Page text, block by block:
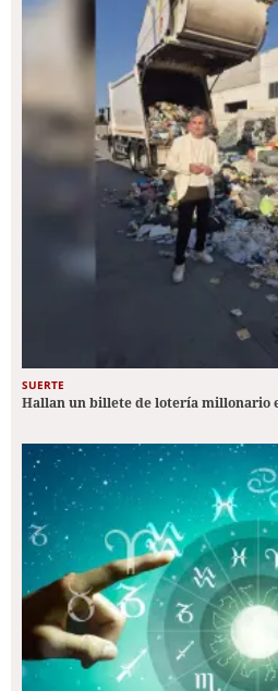
SUERTE
Hallan un billete de lotería millonario